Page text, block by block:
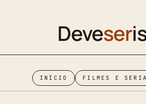
Deveser
INÍCIO FILMES E